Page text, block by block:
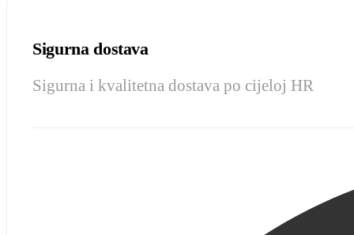
Sigurna dostava
Sigurna i kvalitetna dostava po cijeloj HR